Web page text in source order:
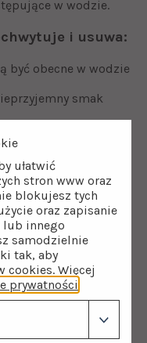
w wodzie.
i usuwa:
być obecne w wodzie
smak
rtęć czy miedź, które
zdrowie.
filtr Kuna Filter
wysokiej
wysoką
Zalecamy
w zależności od
filtra.
ułatwić
stron www oraz
blokujesz tych
oraz zapisanie
lub innego
samodzielnie
tak, aby
cookies. Więcej
prywatności